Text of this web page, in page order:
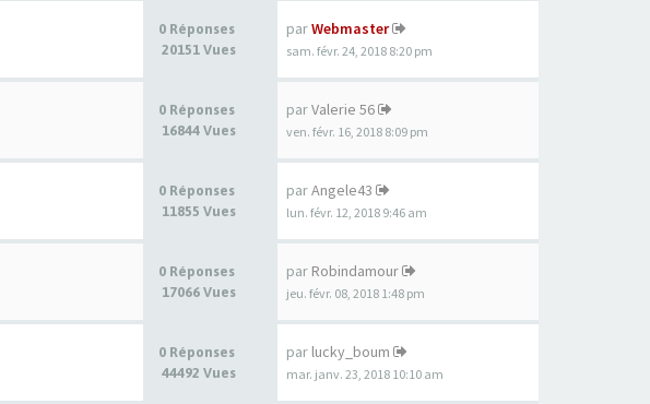
0 Réponses
20151 Vues
parWebmaster
sam. févr. 24, 2018 8:20 pm
0 Réponses
16844 Vues
parValerie 56
ven. févr. 16, 2018 8:09 pm
0 Réponses
11855 Vues
parAngele43
lun. févr. 12, 2018 9:46 am
0 Réponses
17066 Vues
par Robindamour
jeu. févr. 08, 2018 1:48 pm
0 Réponses
44492 Vues
par lucky_boum
mar. janv. 23, 2018 10:10 am